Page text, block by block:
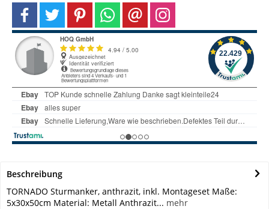
Beschreibung
TORNADO Sturmanker, anthrazit, inkl. Montageset Maße:
5x30x50cm Material: Metall Anthrazit... mehr